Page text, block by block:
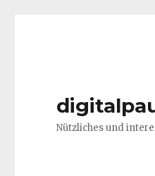
Nützliches und